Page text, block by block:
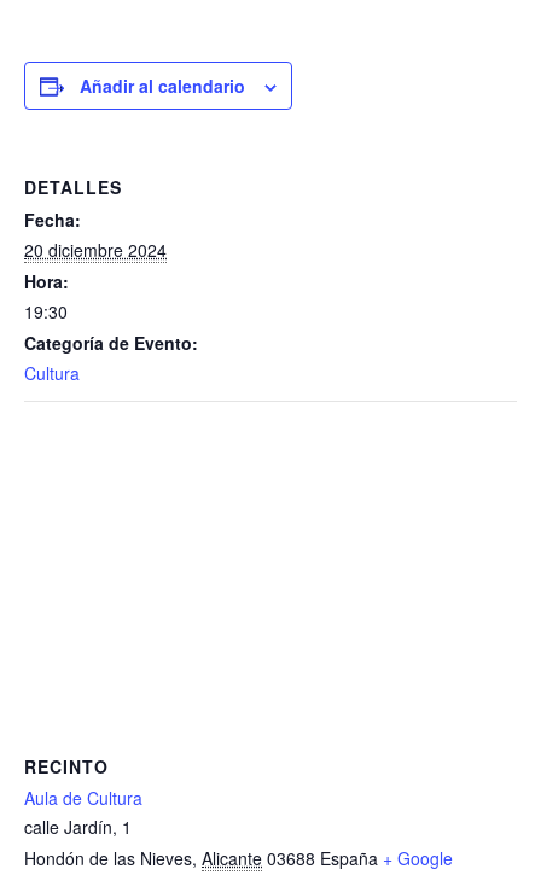
Añadir al calendario
DETALLES
Fecha:
20 diciembre 2024
Hora:
19:30
Categoría de Evento:
Cultura
RECINTO
Aula de Cultura
calle Jardín, 1
Hondón de las Nieves, Alicante 03688 España + Google